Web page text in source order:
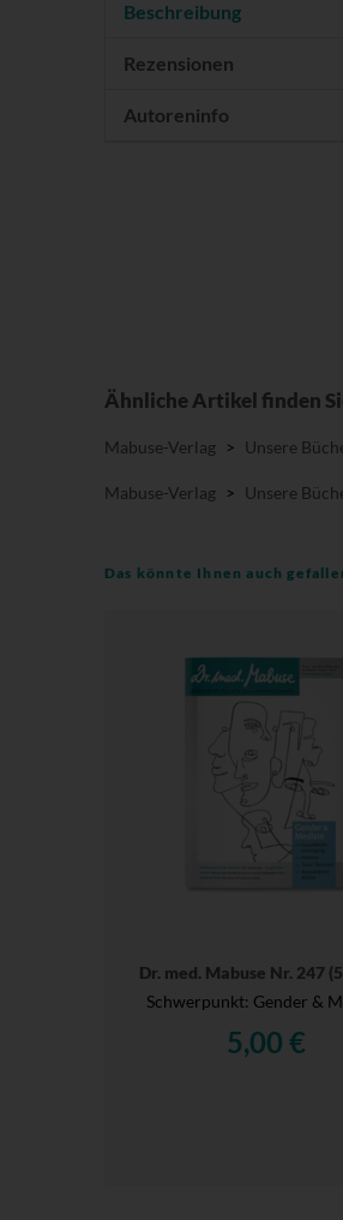
Beschreibung
Rezensionen
Autoreninfo
Ähnliche Artikel finden
Mabuse-Verlag > Unsere
Mabuse-Verlag > Unsere
Das könnte Ihnen auch
Dr. med. Mabuse Nr. 247
Schwerpunkt: Gender &
5,00 €